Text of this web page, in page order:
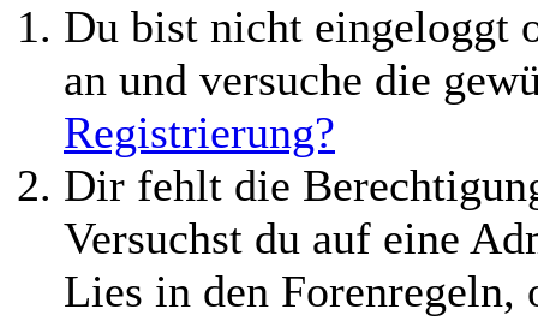
Du bist nicht eingeloggt
an und versuche die
Registrierung?
Dir fehlt die
Versuchst du auf eine
Lies in den Forenregeln,